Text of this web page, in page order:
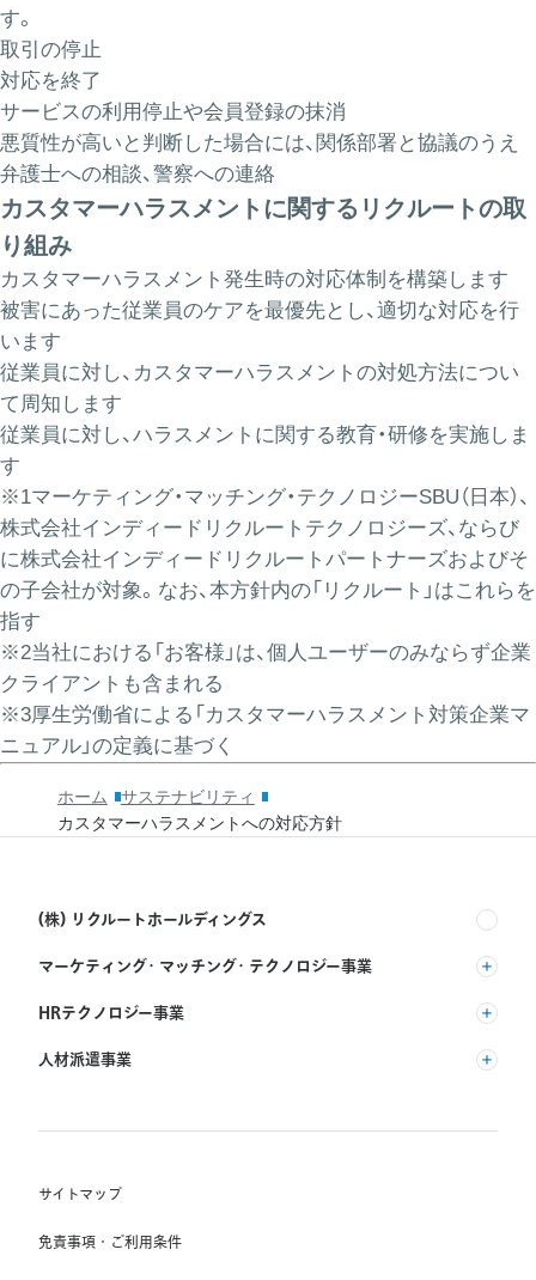
す。
取引の停止
対応を終了
サービスの利用停止や会員登録の抹消
悪質性が高いと判断した場合には、関係部署と協議のうえ
弁護士への相談、警察への連絡
カスタマーハラスメントに関するリクルートの取
り組み
カスタマーハラスメント発生時の対応体制を構築します
被害にあった従業員のケアを最優先とし、適切な対応を行
います
従業員に対し、カスタマーハラスメントの対処方法につい
て周知します
従業員に対し、ハラスメントに関する教育・研修を実施しま
す
※1マーケティング・マッチング・テクノロジーSBU（日本）、
株式会社インディードリクルートテクノロジーズ、ならび
に株式会社インディードリクルートパートナーズおよびそ
の子会社が対象。なお、本方針内の「リクルート」はこれらを
指す
※2当社における「お客様」は、個人ユーザーのみならず企業
クライアントも含まれる
※3厚生労働省による「カスタマーハラスメント対策企業マ
ニュアル」の定義に基づく
ホーム
サステナビリティ
カスタマーハラスメントへの対応方針
(株) リクルートホールディングス
マーケティング・マッチング・テクノロジー事業
(株) リクルート
HRテクノロジー事業
(株) インディードリクルートパートナーズ
Indeed, Inc.
人材派遣事業
(株) スタッフサービス・ホールディングス
サイトマップ
免責事項・ご利用条件